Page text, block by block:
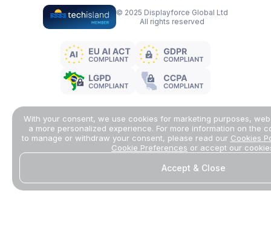
© 2025 Displayforce Global Ltd
All rights reserved
With your consent, we use cookies for marketing purposes,
a more personalized experience. For more information on the
to manage or withdraw your consent, please read our Cookies
Cookie Preferences or accept our
Accept & Close